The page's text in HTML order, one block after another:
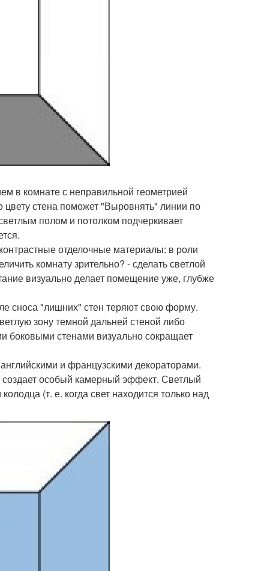
в комнате с неправильной геометрией
стена поможет "Выровнять" линии по
полом и потолком подчеркивает
отделочные материалы: в роли
комнату зрительно? - сделать светлой
визуально делает помещение уже, глубже
сноса "лишних" стен теряют свою форму.
зону темной дальней стеной либо
боковыми стенами визуально сокращает
и французскими декораторами.
создает особый камерный эффект. Светлый
(т. е. когда свет находится только над